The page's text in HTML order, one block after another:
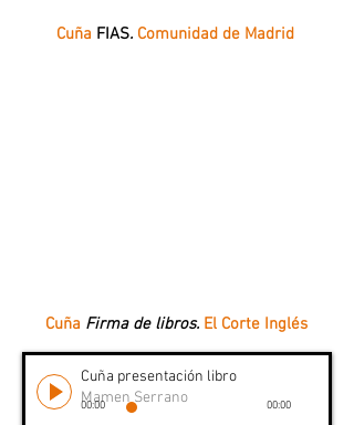
Cuña FIAS. Comunidad de Madrid
Cuña Firma de libros. El Corte Inglés
Cuña presentación libro
Mamen Serrano
00:00 00:00